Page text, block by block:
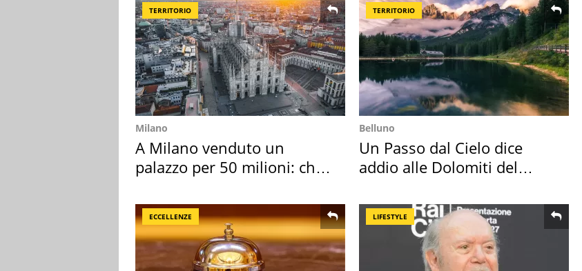
TERRITORIO
Milano
A Milano venduto un
palazzo per 50 milioni: chi
TERRITORIO
Belluno
Un Passo dal Cielo dice
addio alle Dolomiti del
ECCELLENZE LIFESTYLE